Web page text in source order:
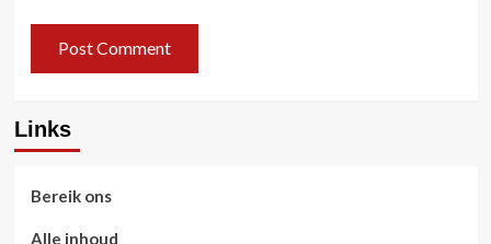
Links
Bereik ons
Alle inhoud